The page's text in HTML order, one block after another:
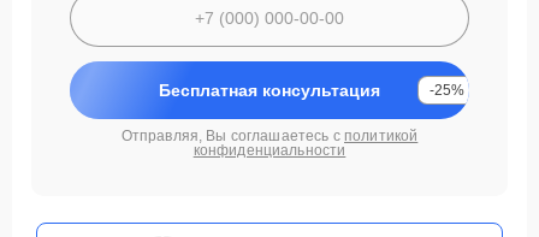
Бесплатная консультация -25%
Отправляя, Вы соглашаетесь с политикой
конфиденциальности